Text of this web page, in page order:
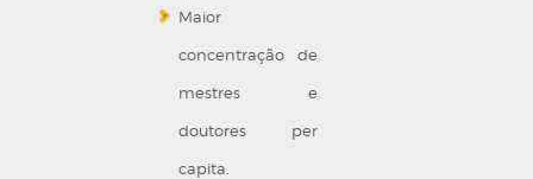
Maior
concentração de
mestres e
doutores per
capita.